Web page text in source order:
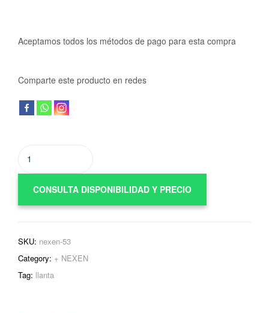
Aceptamos todos los métodos de pago para esta compra
Comparte este producto en redes
CONSULTA DISPONIBILIDAD Y PRECIO
SKU: nexen-53
Category: + NEXEN
Tag: llanta